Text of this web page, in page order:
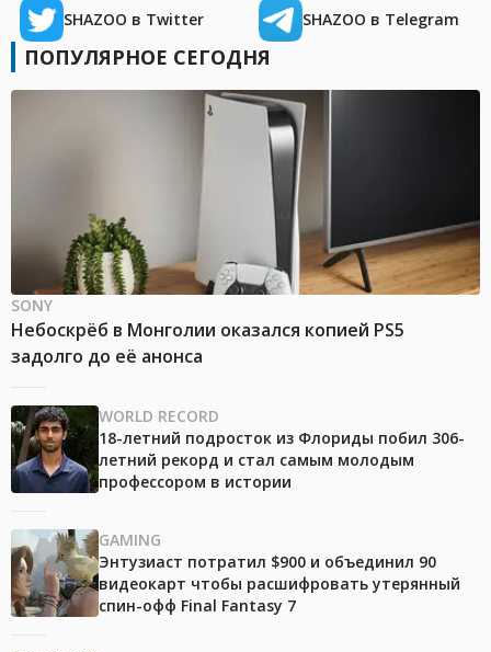
SHAZOO в Twitter SHAZOO в Telegram
ПОПУЛЯРНОЕ СЕГОДНЯ
SONY
Небоскрёб в Монголии оказался копией PS5
задолго до её анонса
WORLD RECORD
18-летний подросток из Флориды побил 306-
летний рекорд и стал самым молодым
профессором в истории
GAMING
Энтузиаст потратил $900 и объединил 90
видеокарт чтобы расшифровать утерянный
спин-офф Final Fantasy 7